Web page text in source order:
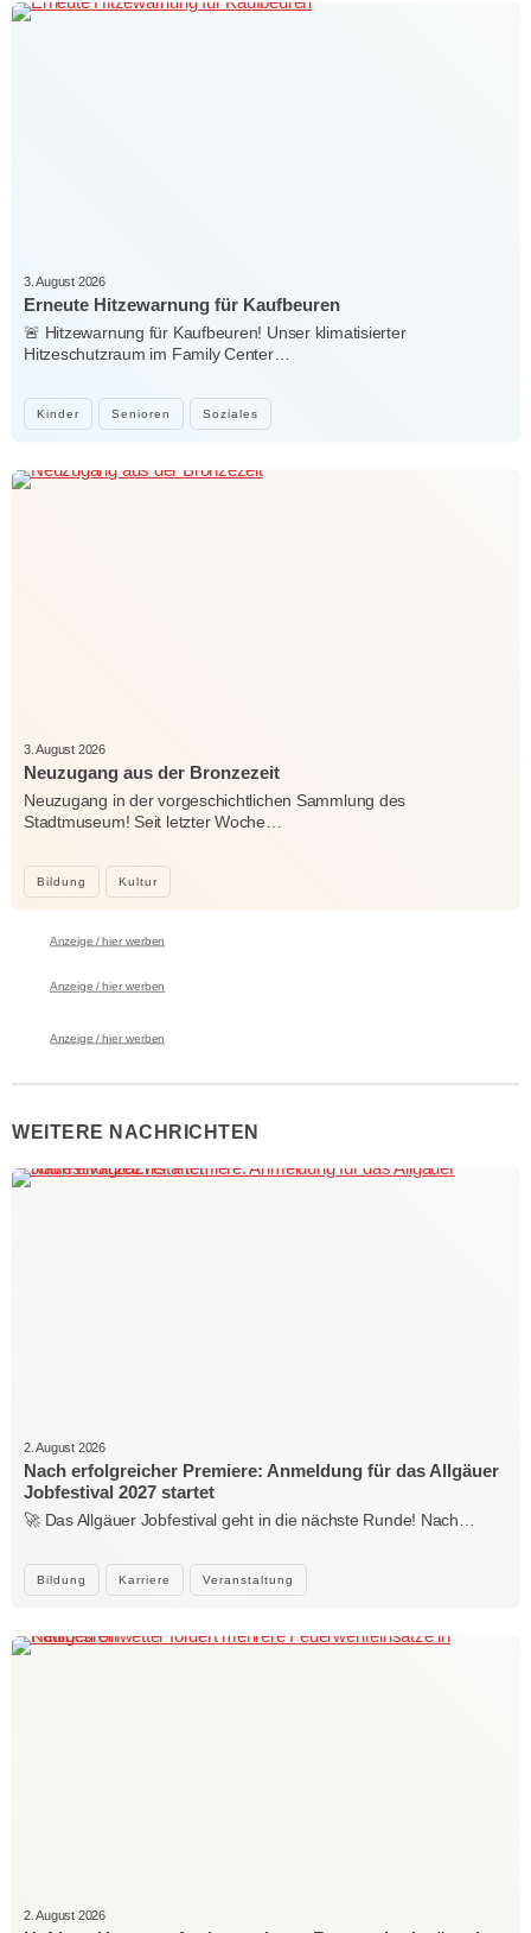
Kinder Senioren Soziales
3. August 2026
Erneute Hitzewarnung für Kaufbeuren
🚨 Hitzewarnung für Kaufbeuren! Unser klimatisierter
Hitzeschutzraum im Family Center…
Bildung Kultur
3. August 2026
Neuzugang aus der Bronzezeit
Neuzugang in der vorgeschichtlichen Sammlung des
Stadtmuseum! Seit letzter Woche…
Anzeige / hier werben
Anzeige / hier werben
Anzeige / hier werben
WEITERE NACHRICHTEN
Bildung Karriere Veranstaltung
2. August 2026
Nach erfolgreicher Premiere: Anmeldung für das Allgäuer
Jobfestival 2027 startet
🚀 Das Allgäuer Jobfestival geht in die nächste Runde! Nach…
2. August 2026